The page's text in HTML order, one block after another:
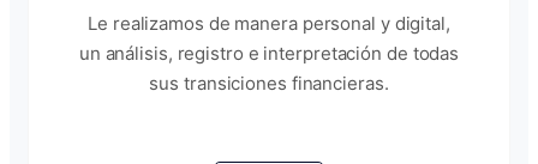
Le realizamos de manera personal y digital,
un análisis, registro e interpretación de todas
sus transiciones financieras.